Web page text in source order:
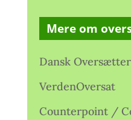
Mere om
Dansk
VerdenOversat
Counterpoint /